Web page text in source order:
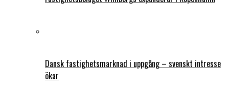
Dansk fastighetsmarknad i uppgång – svenskt intresse
ökar